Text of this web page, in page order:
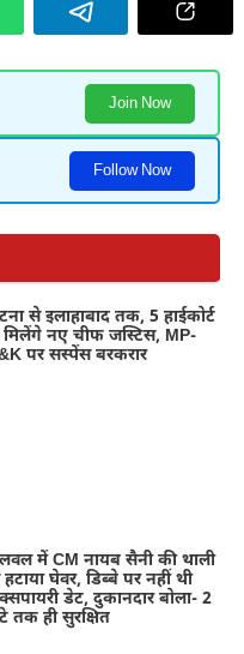
Join Now
Follow Now
से इलाहाबाद तक, 5 हाईकोर्ट
नए चीफ जस्टिस, MP-
पर सस्पेंस बरकरार
में CM नायब सैनी की थाली
घेवर, डिब्बे पर नहीं थी
डेट, दुकानदार बोला- 2
तक ही सुरक्षित